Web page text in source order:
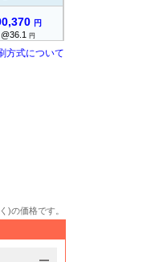
円
@36.1円
方式について
)の価格です。